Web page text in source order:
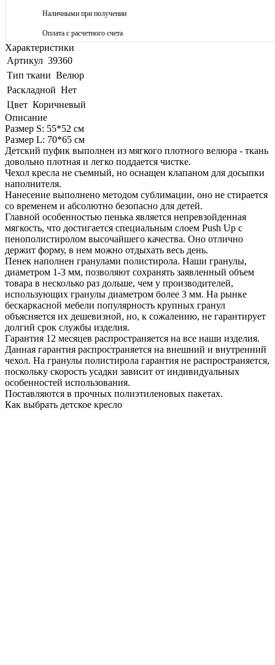
Наличными при получении
Оплата с расчетного счета
Характеристики
Артикул 39360
Тип ткани Велюр
Раскладной Нет
Цвет Коричневый
Описание
Размер S: 55*52 см
Размер L: 70*65 см
Детский пуфик выполнен из мягкого плотного велюра - ткань
довольно плотная и легко поддается чистке.
Чехол кресла не съемный, но оснащен клапаном для досыпки
наполнителя.
Нанесение выполнено методом сублимации, оно не стирается
со временем и абсолютно безопасно для детей.
Главной особенностью пенька является непревзойденная
мягкость, что достигается специальным слоем Push Up с
пенополистиролом высочайшего качества. Оно отлично
держит форму, в нем можно отдыхать весь день.
Пенек наполнен гранулами полистирола. Наши гранулы,
диаметром 1-3 мм, позволяют сохранять заявленный объем
товара в несколько раз дольше, чем у производителей,
использующих гранулы диаметром более 3 мм. На рынке
бескаркасной мебели популярность крупных гранул
объясняется их дешевизной, но, к сожалению, не гарантирует
долгий срок службы изделия.
Гарантия 12 месяцев распространяется на все наши изделия.
Данная гарантия распространяется на внешний и внутренний
чехол. На гранулы полистирола гарантия не распространяется,
поскольку скорость усадки зависит от индивидуальных
особенностей использования.
Поставляются в прочных полиэтиленовых пакетах.
Как выбрать детское кресло